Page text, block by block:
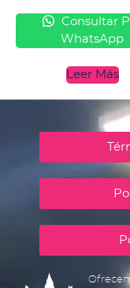
Consultar
WhatsApp
Leer Más